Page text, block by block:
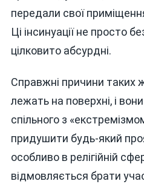
передали свої
Ці інсинуації не просто
цілковито абсурдні.
Справжні причини таких
лежать на поверхні, і
спільного з
придушити будь-який
особливо в релігійній
відмовляється брати